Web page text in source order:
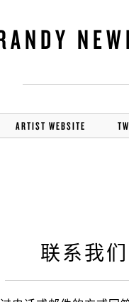
ARTIST WEBSITE
联系我们